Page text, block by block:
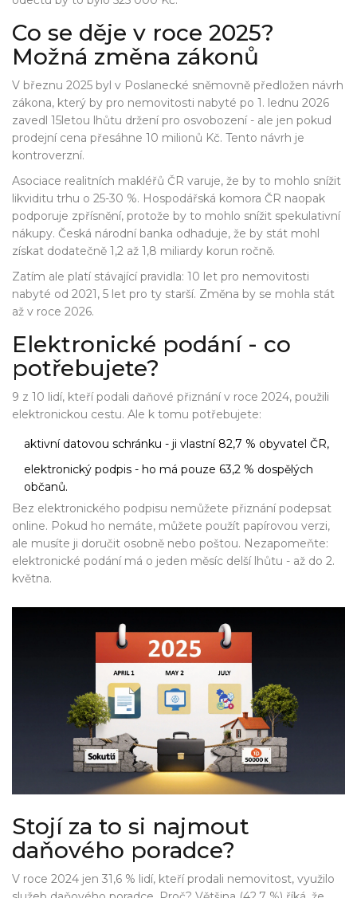
Co se děje v roce 2025?
Možná změna zákonů
V březnu 2025 byl v Poslanecké sněmovně předložen návrh
zákona, který by pro nemovitosti nabyté po 1. lednu 2026
zavedl 15letou lhůtu držení pro osvobození - ale jen pokud
prodejní cena přesáhne 10 milionů Kč. Tento návrh je
kontroverzní.
Asociace realitních makléřů ČR varuje, že by to mohlo snížit
likviditu trhu o 25-30 %. Hospodářská komora ČR naopak
podporuje zpřísnění, protože by to mohlo snížit spekulativní
nákupy. Česká národní banka odhaduje, že by stát mohl
získat dodatečně 1,2 až 1,8 miliardy korun ročně.
Zatím ale platí stávající pravidla: 10 let pro nemovitosti
nabyté od 2021, 5 let pro ty starší. Změna by se mohla stát
až v roce 2026.
Elektronické podání - co
potřebujete?
9 z 10 lidí, kteří podali daňové přiznání v roce 2024, použili
elektronickou cestu. Ale k tomu potřebujete:
aktivní datovou schránku - ji vlastní 82,7 % obyvatel ČR,
elektronický podpis - ho má pouze 63,2 % dospělých
občanů.
Bez elektronického podpisu nemůžete přiznání podepsat
online. Pokud ho nemáte, můžete použít papírovou verzi,
ale musíte ji doručit osobně nebo poštou. Nezapomeňte:
elektronické podání má o jeden měsíc delší lhůtu - až do 2.
května.
Stojí za to si najmout
daňového poradce?
V roce 2024 jen 31,6 % lidí, kteří prodali nemovitost, využilo